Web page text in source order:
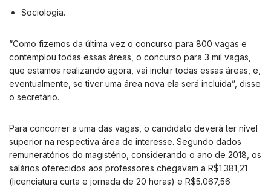
Sociologia.
“Como fizemos da última vez o concurso para 800 vagas e
contemplou todas essas áreas, o concurso para 3 mil vagas,
que estamos realizando agora, vai incluir todas essas áreas, e,
eventualmente, se tiver uma área nova ela será incluída”, disse
o secretário.
Para concorrer a uma das vagas, o candidato deverá ter nível
superior na respectiva área de interesse. Segundo dados
remuneratórios do magistério, considerando o ano de 2018, os
salários oferecidos aos professores chegavam a R$1.381,21
(licenciatura curta e jornada de 20 horas) e R$5.067,56